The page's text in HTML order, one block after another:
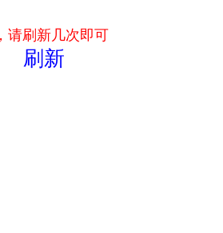
请刷新几次即可
刷新